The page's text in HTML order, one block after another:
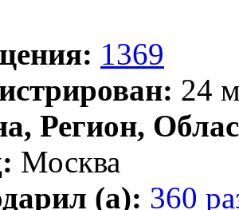
1369
24
Регион,
Москва
(а): 360